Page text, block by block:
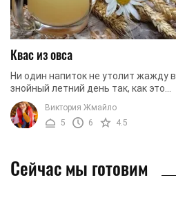
Квас из овса
Ни один напиток не утолит жажду в
знойный летний день так, как это
сделает квас. На сегодняшний день
существует множество рецептов
кваса. Этот ...
Виктория Жмайло
5
6 4.5
Сейчас мы готовим